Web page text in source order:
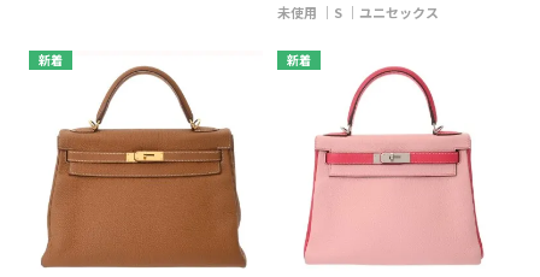
未使用 S ユニセックス
新着 新着